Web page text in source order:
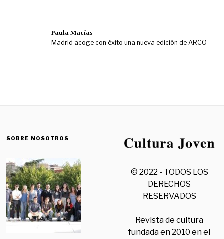
Paula Macías
Madrid acoge con éxito una nueva edición de ARCO
SOBRE NOSOTROS
© 2022 - TODOS LOS
DERECHOS
RESERVADOS
Revista de cultura
fundada en 2010 en el